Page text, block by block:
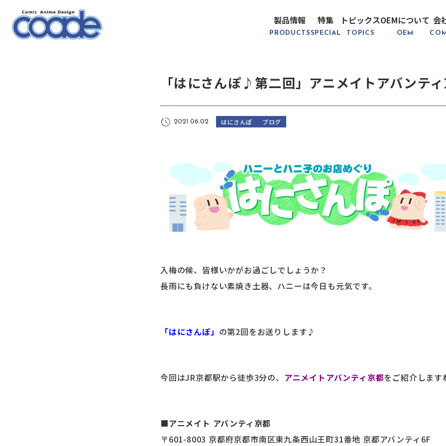
製品情報
PRODUCTS
特集
SPECIAL
トピックス
TOPICS
OEMについて
OEM
会
「はにさんぽ♪第二回」アニメイトアバンテ
2021.06.02 はにさんぽ ブログ
入梅の候、皆様いかがお過ごしでしょうか？
長雨にも負けない素焼き土器、ハニーは今日も元気です。
「はにさんぽ」 の第2回をお送りします♪
今回はJR京都駅から徒歩3分の、 アニメイトアバンティ京都をご紹介しま
■アニメイト アバンティ京都
〒601-8003 京都府京都市南区東九条西山王町31番地 京都アバンティ6F